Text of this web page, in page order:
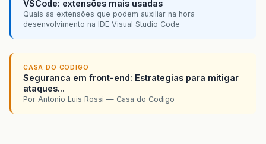
VSCode: extensões mais usadas
Quais as extensões que podem auxiliar na hora
desenvolvimento na IDE Visual Studio Code
CASA DO CODIGO
Seguranca em front-end: Estrategias para mitigar
ataques...
Por Antonio Luis Rossi — Casa do Codigo